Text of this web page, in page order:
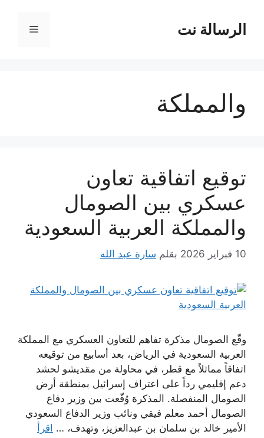
المحتوىالرسالة نت القائمة
والمملكة
توقيع اتفاقية تعاون
عسكري بين الصومال
والمملكة العربية السعودية
10 فبراير 2026 بقلم سارة عبد الله
وقّع الصومال مذكرة تفاهم للتعاون العسكري مع المملكة
العربية السعودية في الرياض، بعد أسابيع من توقيعه
اتفاقاً مماثلاً مع قطر، في محاولة من مقديشو لحشد
دعم إقليمي رداً على اعتراف إسرائيل بمنطقة أرض
الصومال المنفصلة. المذكرة وُقّعت بين وزير دفاع
الصومال أحمد معلم فيقي ونائب وزير الدفاع السعودي
الأمير خالد بن سلمان بن عبدالعزيز، وتهدف، … اقرأ